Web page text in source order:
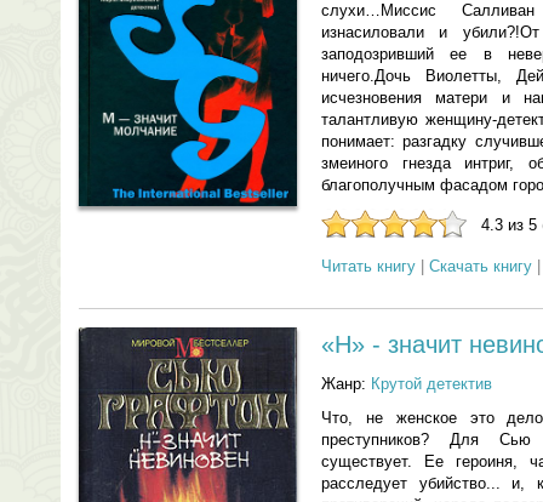
слухи…Миссис
изнасиловали и
заподозривший ее в
ничего.Дочь Виолетты,
исчезновения матери и
талантливую женщину-
понимает: разгадку
змеиного гнезда интриг,
благополучным фасадом
4.3 из 5
Читать книгу Скачать книгу
«Н» - значит
Жанр: Крутой детектив
Что, не женское это
преступников? Для
существует. Ее героиня,
расследует убийство... и,